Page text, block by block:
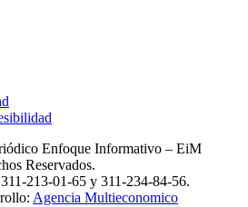
Enfoque Informativo – EiM
Reservados.
213-01-65 y 311-234-84-56.
Agencia Multieconomico